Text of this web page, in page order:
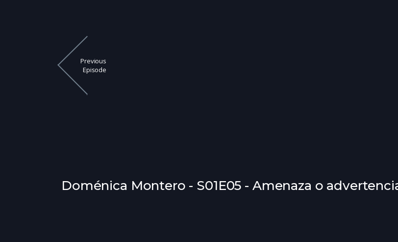
Previous
Episode
Doménica Montero - S01E05 - Amenaza o